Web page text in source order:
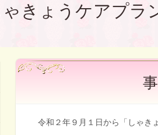
ゃきょうケアプラ
令和２年９月１日から「しゃき